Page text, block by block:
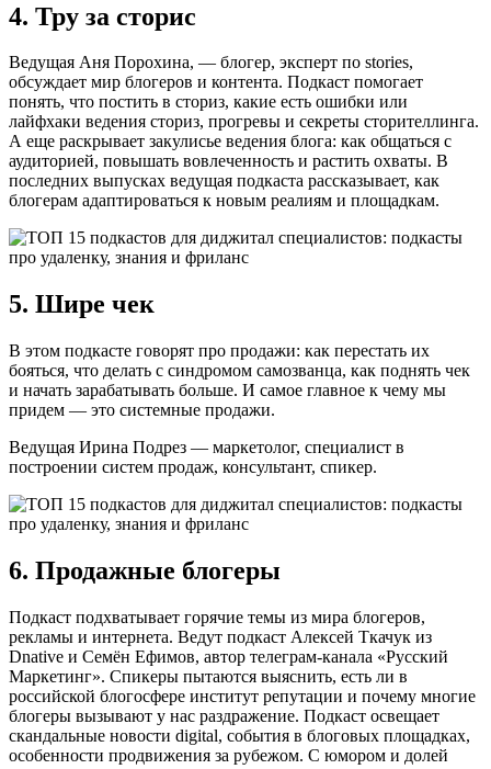
4. Тру за сторис
Ведущая Аня Порохина, — блогер, эксперт по stories,
обсуждает мир блогеров и контента. Подкаст помогает
понять, что постить в сториз, какие есть ошибки или
лайфхаки ведения сториз, прогревы и секреты сторителлинга.
А еще раскрывает закулисье ведения блога: как общаться с
аудиторией, повышать вовлеченность и растить охваты. В
последних выпусках ведущая подкаста рассказывает, как
блогерам адаптироваться к новым реалиям и площадкам.
5. Шире чек
В этом подкасте говорят про продажи: как перестать их
бояться, что делать с синдромом самозванца, как поднять чек
и начать зарабатывать больше. И самое главное к чему мы
придем — это системные продажи.
Ведущая Ирина Подрез — маркетолог, специалист в
построении систем продаж, консультант, спикер.
6. Продажные блогеры
Подкаст подхватывает горячие темы из мира блогеров,
рекламы и интернета. Ведут подкаст Алексей Ткачук из
Dnative и Семён Ефимов, автор телеграм-канала «Русский
Маркетинг». Спикеры пытаются выяснить, есть ли в
российской блогосфере институт репутации и почему многие
блогеры вызывают у нас раздражение. Подкаст освещает
скандальные новости digital, события в блоговых площадках,
особенности продвижения за рубежом. С юмором и долей